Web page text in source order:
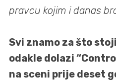
pravcu kojim i danas
Svi znamo za što
odakle dolazi
na sceni prije deset